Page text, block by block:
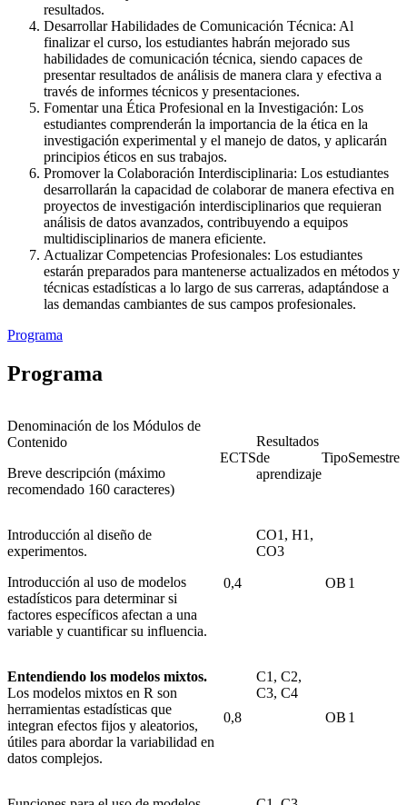
resultados.
Desarrollar Habilidades de Comunicación Técnica: Al
finalizar el curso, los estudiantes habrán mejorado sus
habilidades de comunicación técnica, siendo capaces de
presentar resultados de análisis de manera clara y efectiva a
través de informes técnicos y presentaciones.
Fomentar una Ética Profesional en la Investigación: Los
estudiantes comprenderán la importancia de la ética en la
investigación experimental y el manejo de datos, y aplicarán
principios éticos en sus trabajos.
Promover la Colaboración Interdisciplinaria: Los estudiantes
desarrollarán la capacidad de colaborar de manera efectiva en
proyectos de investigación interdisciplinarios que requieran
análisis de datos avanzados, contribuyendo a equipos
multidisciplinarios de manera eficiente.
Actualizar Competencias Profesionales: Los estudiantes
estarán preparados para mantenerse actualizados en métodos y
técnicas estadísticas a lo largo de sus carreras, adaptándose a
las demandas cambiantes de sus campos profesionales.
Programa
Programa
Denominación de los Módulos de
Contenido
Breve descripción (máximo
recomendado 160 caracteres)
ECTS
Resultados
de
aprendizaje
TipoSemestre
Introducción al diseño de
experimentos.
Introducción al uso de modelos
estadísticos para determinar si
factores específicos afectan a una
variable y cuantificar su influencia.
0,4
CO1, H1,
CO3
OB 1
Entendiendo los modelos mixtos.
Los modelos mixtos en R son
herramientas estadísticas que
integran efectos fijos y aleatorios,
útiles para abordar la variabilidad en
datos complejos.
0,8
C1, C2,
C3, C4
OB 1